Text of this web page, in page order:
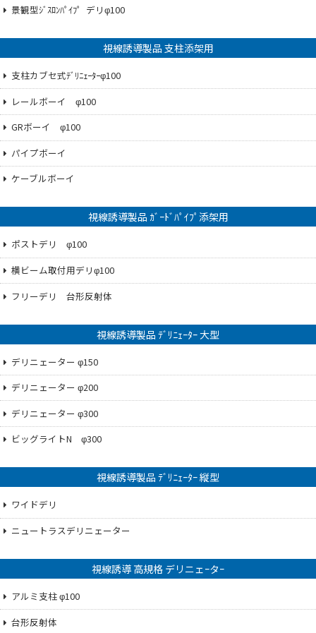
景観型ｼﾞｽﾛﾝﾊﾟｲﾌ゜デリφ100
視線誘導製品 支柱添架用
支柱カブセ式ﾃﾞﾘﾆｪｰﾀｰφ100
レールボーイ φ100
GRボーイ φ100
パイプボーイ
ケーブルボーイ
視線誘導製品 ｶﾞｰﾄﾞﾊﾟｲﾌﾟ添架用
ポストデリ φ100
横ビーム取付用デリφ100
フリーデリ 台形反射体
視線誘導製品 ﾃﾞﾘﾆｪｰﾀｰ 大型
デリニェーター φ150
デリニェーター φ200
デリニェーター φ300
ビッグライトN φ300
視線誘導製品 ﾃﾞﾘﾆｪｰﾀｰ 縦型
ワイドデリ
ニュートラスデリニェーター
視線誘導 高規格 デリニェｰタｰ
アルミ支柱 φ100
台形反射体